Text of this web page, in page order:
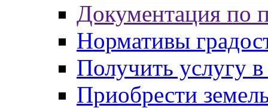
Документация по
Нормативы
Получить услугу в
Приобрести